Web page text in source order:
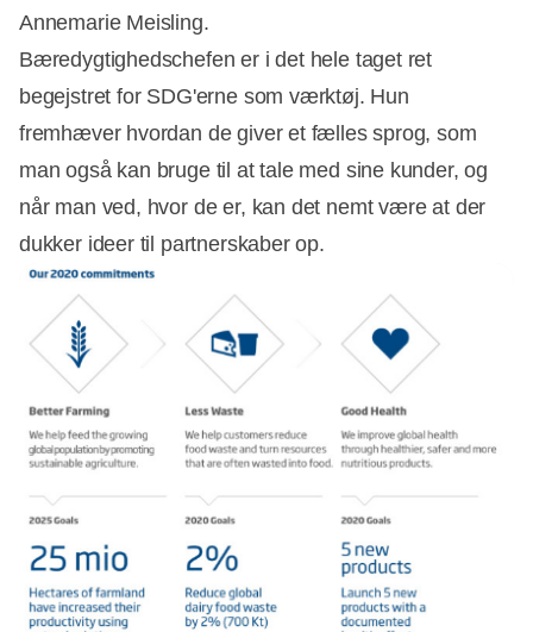
Annemarie Meisling.
Bæredygtighedschefen er i det hele taget ret
begejstret for SDG'erne som værktøj. Hun
fremhæver hvordan de giver et fælles sprog, som
man også kan bruge til at tale med sine kunder, og
når man ved, hvor de er, kan det nemt være at der
dukker ideer til partnerskaber op.